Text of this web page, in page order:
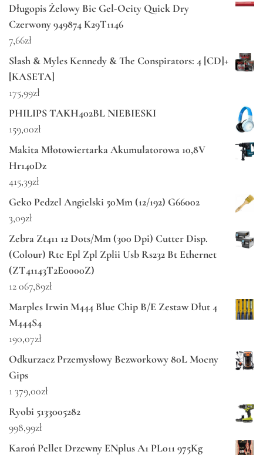
Długopis Żelowy Bic Gel-Ocity Quick Dry
Czerwony 949874 K29T1146
7,66zł
Slash & Myles Kennedy & The Conspirators: 4 [CD]+
[KASETA]
175,99zł
PHILIPS TAKH402BL NIEBIESKI
159,00zł
Makita Młotowiertarka Akumulatorowa 10,8V
Hr140Dz
415,39zł
Geko Pedzel Angielski 50Mm (12/192) G66002
3,09zł
Zebra Zt411 12 Dots/Mm (300 Dpi) Cutter Disp.
(Colour) Rtc Epl Zpl Zplii Usb Rs232 Bt Ethernet
(ZT41143T2E0000Z)
12 067,89zł
Marples Irwin M444 Blue Chip B/E Zestaw Dłut 4
M444S4
190,07zł
Odkurzacz Przemysłowy Bezworkowy 80L Mocny
Gips
1 379,00zł
Ryobi 5133005282
998,99zł
Karoń Pellet Drzewny ENplus A1 PL011 975Kg